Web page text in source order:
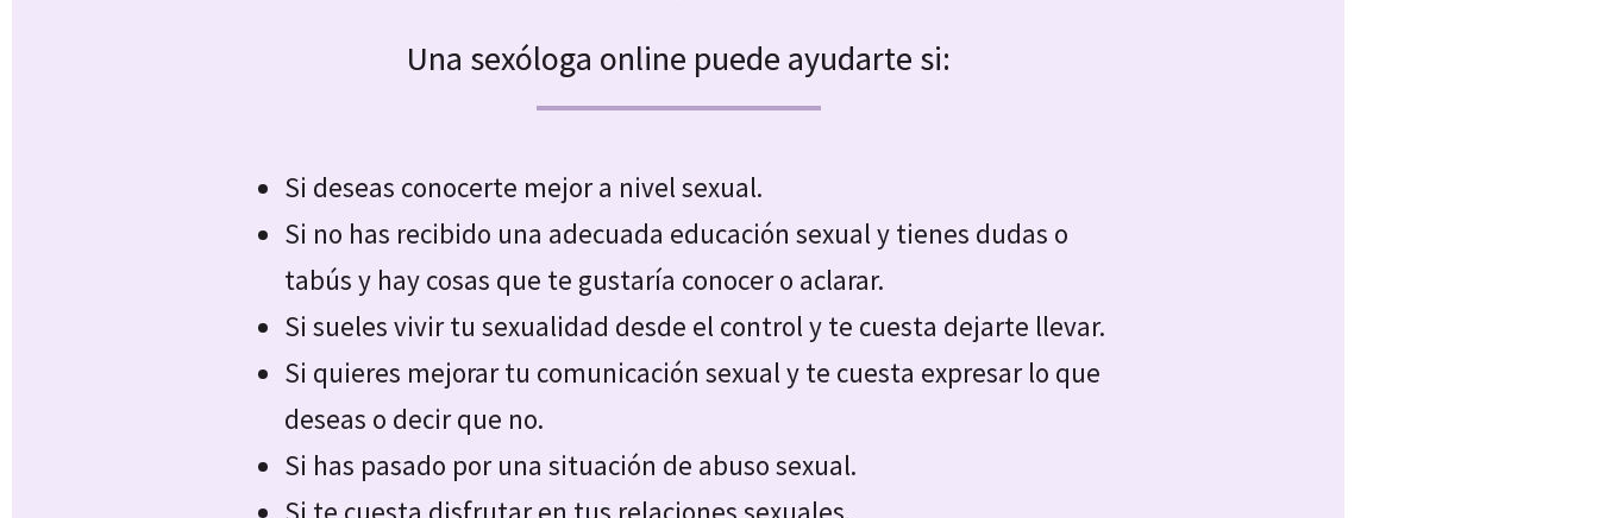
Una sexóloga online puede ayudarte si:
Si deseas conocerte mejor a nivel sexual.
Si no has recibido una adecuada educación sexual y tienes dudas o
tabús y hay cosas que te gustaría conocer o aclarar.
Si sueles vivir tu sexualidad desde el control y te cuesta dejarte llevar.
Si quieres mejorar tu comunicación sexual y te cuesta expresar lo que
deseas o decir que no.
Si has pasado por una situación de abuso sexual.